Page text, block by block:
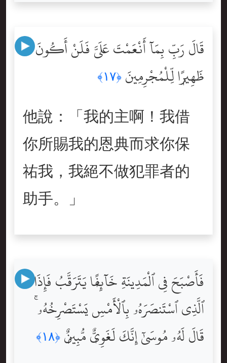
قَالَ رَبِّ بِمَآ أَنْعَمْتَ عَلَىَّ فَلَنْ أَكُونَ
ظَهِيرًۭا لِّلْمُجْرِمِينَ ﴿١٧﴾
他說：「我的主啊！我借
你所賜我的恩典而求你保
祐我，我絕不做犯罪者的
助手。」
فَأَصْبَحَ فِى ٱلْمَدِينَةِ خَآئِفًۭا يَتَرَقَّبُ فَإِذَا
ٱلَّذِى ٱسْتَنصَرَهُۥ بِٱلْأَمْسِ يَسْتَصْرِخُهُۥ ۚ
قَالَ لَهُۥ مُوسَىٰٓ إِنَّكَ لَغَوِىٌّۭ مُّبِينٌۭ ﴿١٨﴾